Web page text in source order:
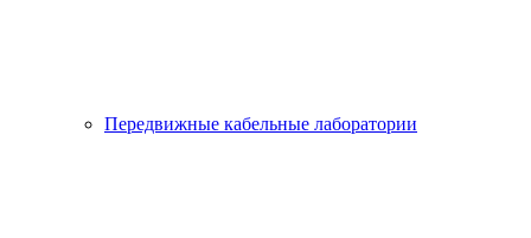
Передвижные кабельные лаборатории